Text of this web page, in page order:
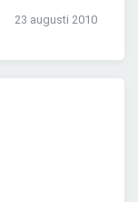
23 augusti 2010